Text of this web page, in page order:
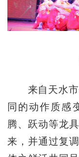
来自天水市
同的动作质感
腾、跃动等龙
来，并通过复